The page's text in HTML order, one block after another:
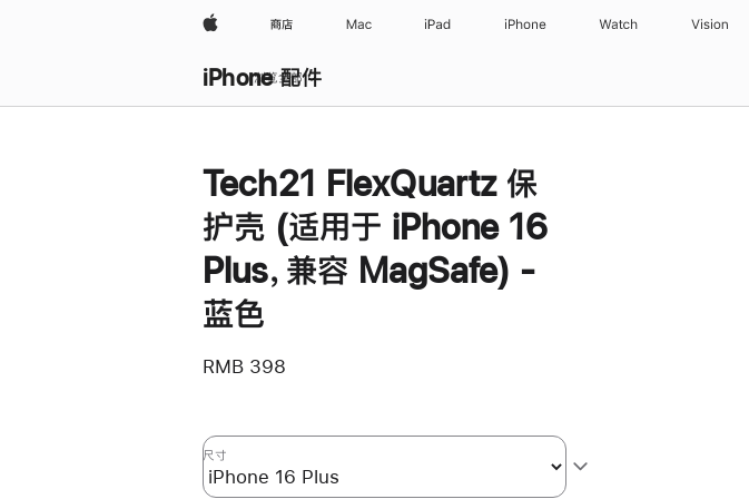
Apple 商店 Mac iPad iPhone Watch Vision
iPhone 配件
浏览全部
Tech21 FlexQuartz 保
护壳 (适用于 iPhone 16
Plus，兼容 MagSafe) -
蓝色
RMB 398
尺寸